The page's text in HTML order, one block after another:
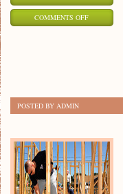
COMMENTS OFFON
POSTED BY ADMIN